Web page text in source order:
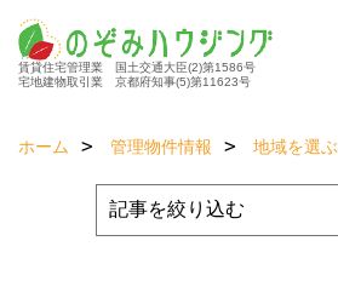
賃貸住宅管理業 国土交通大臣(2)第1586号
宅地建物取引業 京都府知事(5)第11623号
ホーム 管理物件情報 地域を選ぶ